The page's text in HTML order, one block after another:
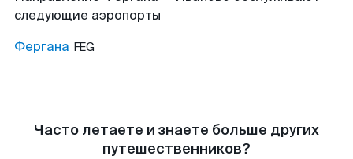
следующие аэропорты
Фергана FEG
Часто летаете и знаете больше других
путешественников?